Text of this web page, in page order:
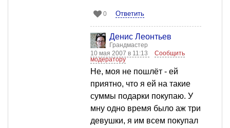
0 Ответить
Денис Леонтьев
Грандмастер
10 мая 2007 в 11:13
Сообщить
модератору
Не, моя не пошлёт - ей
приятно, что я ей на такие
суммы подарки покупаю. У
мну одно время было аж три
девушки, я им всем покупал